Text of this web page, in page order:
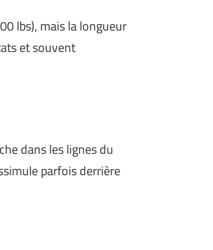
lbs), mais la longueur
et souvent
dans les lignes du
parfois derrière